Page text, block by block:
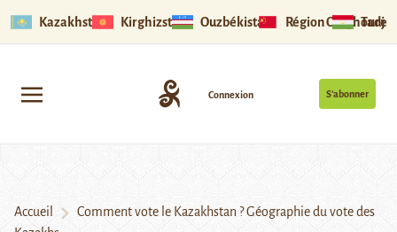
Kazakhstan Kirghizstan Ouzbékistan Région Ouïghoure
S’abonner
Connexion
Accueil
Comment vote le Kazakhstan ? Géographie du vote des